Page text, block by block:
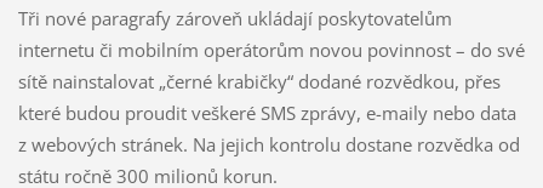
Tři nové paragrafy zároveň ukládají poskytovatelům
internetu či mobilním operátorům novou povinnost – do své
sítě nainstalovat „černé krabičky“ dodané rozvědkou, přes
které budou proudit veškeré SMS zprávy, e-maily nebo data
z webových stránek. Na jejich kontrolu dostane rozvědka od
státu ročně 300 milionů korun.